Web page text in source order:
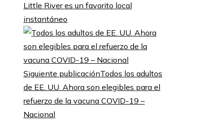
Little River es un favorito local
instantáneo
Siguiente publicaciónTodos los adultos
de EE. UU. Ahora son elegibles para el
refuerzo de la vacuna COVID-19 –
Nacional